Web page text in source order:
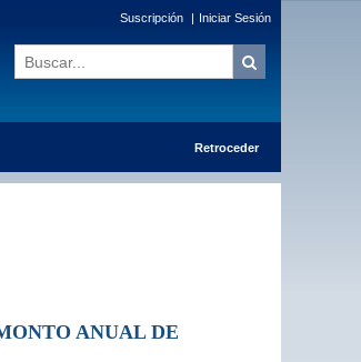
Suscripción | Iniciar Sesión
Retroceder
ANUAL DE